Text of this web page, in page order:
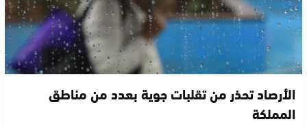
الأرصاد تحذر من تقلبات جوية بعدد من مناطق
المملكة